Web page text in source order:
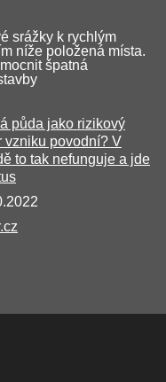
srážky k rychlým
níže položená místa.
špatná
půda jako rizikový
vzniku povodní? V
to tak nefunguje a jde